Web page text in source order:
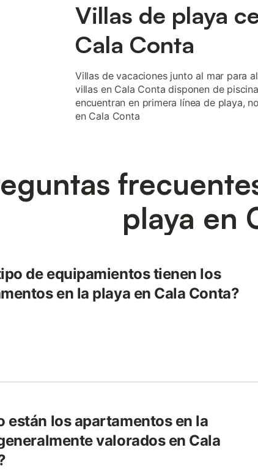
Villas de playa
Cala Conta
Villas de vacaciones junto al mar para
villas en Cala Conta disponen de
encuentran en primera línea de playa,
en Cala Conta
playa en
de equipamientos tienen los
en la playa en Cala Conta?
están los apartamentos en la
valorados en Cala